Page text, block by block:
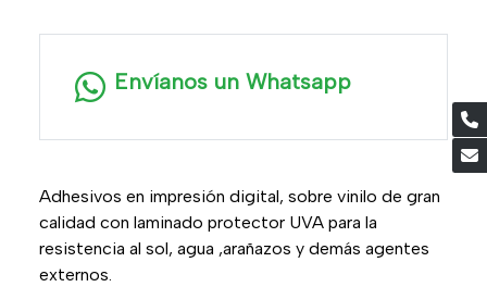
Envíanos un Whatsapp
Adhesivos en impresión digital, sobre vinilo de gran
calidad con laminado protector UVA para la
resistencia al sol, agua ,arañazos y demás agentes
externos.